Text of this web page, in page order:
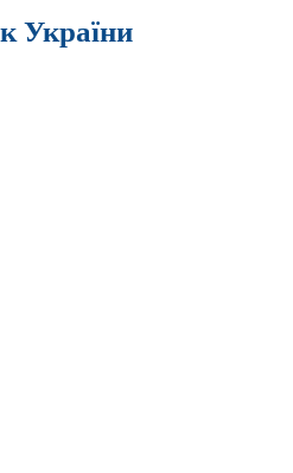
України